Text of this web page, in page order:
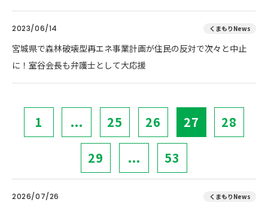
2023/06/14 くまもりNews
宮城県で森林破壊型再エネ事業計画が住民の反対で次々と中止
に！室谷会長も弁護士として大応援
1 ... 25 26 27 28
29 ... 53
2026/07/26 くまもりNews